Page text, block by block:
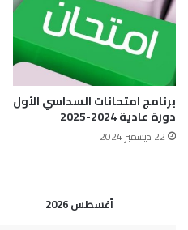
برنامج امتحانات السداسي الأول
دورة عادية 2024-2025
22 ديسمبر 2024
أغسطس 2026